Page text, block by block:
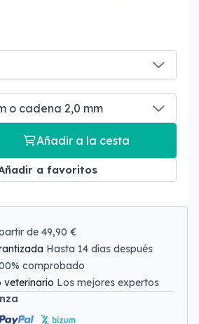
Añadir a la cesta
a favoritos
de 49,90 €
Hasta 14 días después
comprobado
veterinario Los mejores expertos